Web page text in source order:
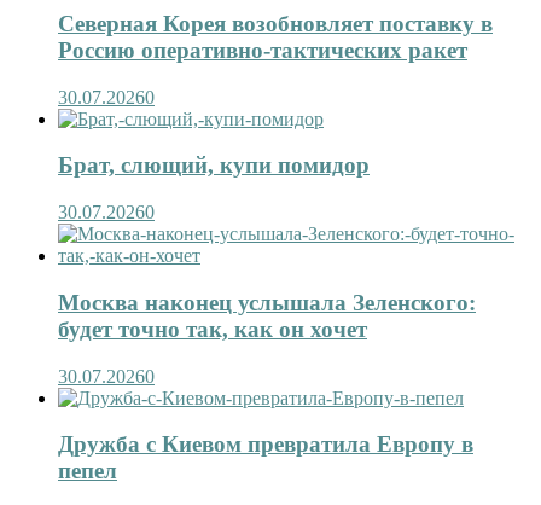
Северная Корея возобновляет поставку в
Россию оперативно-тактических ракет
30.07.20260
Брат, слющий, купи помидор
30.07.20260
Москва наконец услышала Зеленского:
будет точно так, как он хочет
30.07.20260
Дружба с Киевом превратила Европу в
пепел